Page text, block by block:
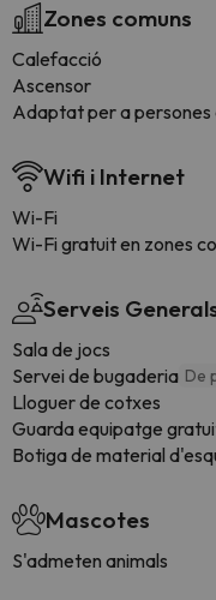
Zones comuns
Calefacció
Ascensor
Adaptat per a
Wifi i Internet
Wi-Fi
Wi-Fi gratuit en zones
Serveis
Sala de jocs
Servei de bugaderia De
Lloguer de cotxes
Guarda equipatge
Botiga de material
Mascotes
S'admeten animals